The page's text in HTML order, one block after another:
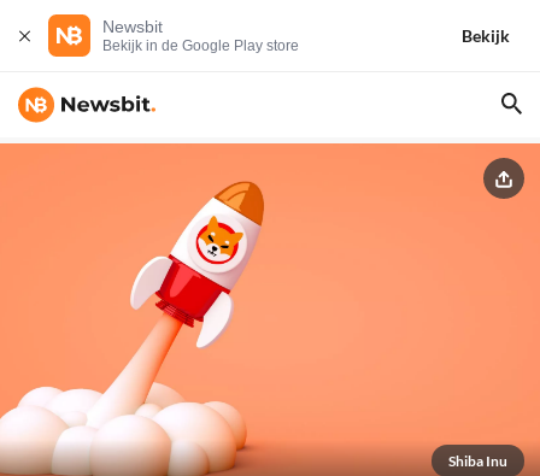
Newsbit
Bekijk in de Google Play store
Bekijk
Shiba Inu